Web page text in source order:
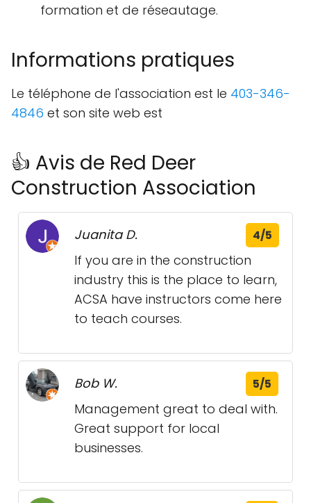
formation et de réseautage.
Informations pratiques
Le téléphone de l'association est le 403-346-
4846 et son site web est
👍 Avis de Red Deer
Construction Association
Juanita D. 4/5
If you are in the construction
industry this is the place to learn,
ACSA have instructors come here
to teach courses.
Bob W. 5/5
Management great to deal with.
Great support for local
businesses.